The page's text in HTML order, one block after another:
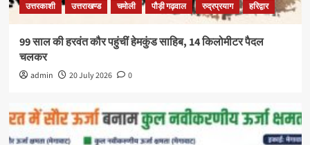
उत्तरकाशी उत्तराखण्ड चमोली पौड़ी गढ़वाल रुद्रप्रयाग हरिद्वार
99 साल की हरवंत कौर पहुंचीं हेमकुंड साहिब, 14 किलोमीटर पैदल
चलकर
admin 20 July 2026 0